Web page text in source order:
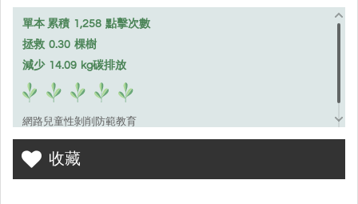
單本 累積 1,258 點擊次數
拯救 0.30 棵樹
減少 14.09 kg碳排放
網路兒童性剝削防範教育
收藏